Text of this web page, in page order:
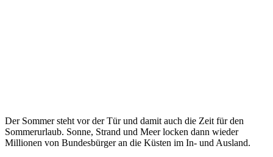
Der Sommer steht vor der Tür und damit auch die Zeit für den
Sommerurlaub. Sonne, Strand und Meer locken dann wieder
Millionen von Bundesbürger an die Küsten im In- und Ausland.